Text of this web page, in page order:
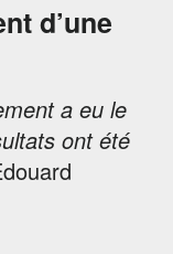
d’une
a eu le
ont été